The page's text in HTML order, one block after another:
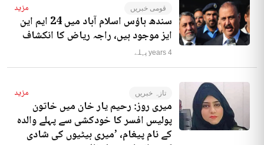
قومی خبریں مزید
سندھ ہاؤس اسلام آباد میں 24 ایم این
ایز موجود ہیں، راجہ ریاض کا انکشاف
4 years پہلے
تازہ خبریں مزید
میری روز: رحیم یار خان میں خاتون
پولیس افسر کا خودکشی سے پہلے والدہ
کے نام پیغام، ’میری بیٹیوں کی شادی